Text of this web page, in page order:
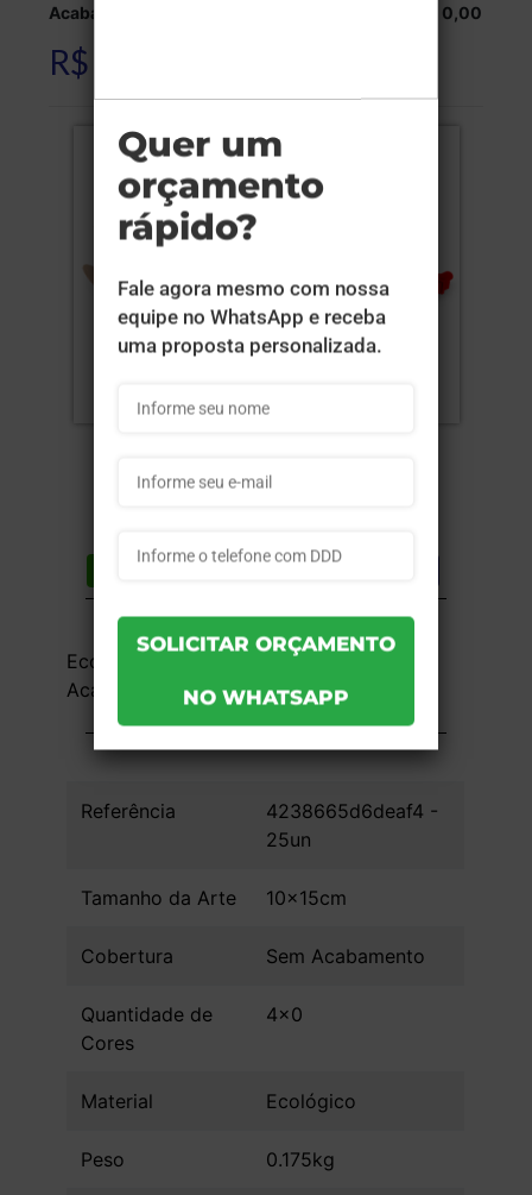
Acabamentos:
R$ 0,00
R$ 1.372,80
Ecológico - 4x0 - 10x15cm - Sem
Acabamento - 25 unid
Referência
4238665d6deaf4 -
25un
Tamanho da Arte 10x15cm
Cobertura Sem Acabamento
Quantidade de
Cores
4x0
Material Ecológico
Peso 0.175kg